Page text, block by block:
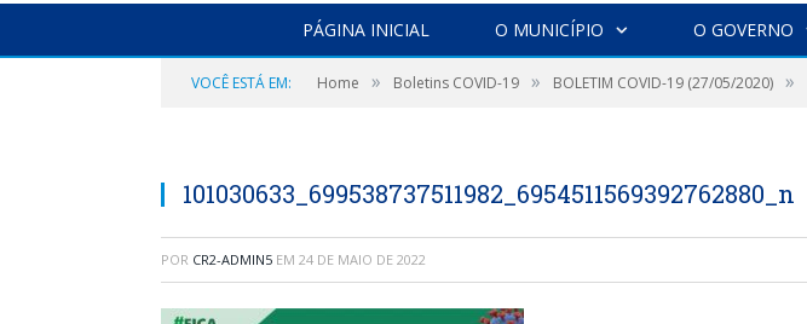
PÁGINA INICIAL O MUNICÍPIO O GOVERNO
VOCÊ ESTÁ EM: Home » Boletins COVID-19 » BOLETIM COVID-19 (27/05/2020) »
101030633_699538737511982_6954511569392762880_n
POR CR2-ADMIN5 EM 24 DE MAIO DE 2022